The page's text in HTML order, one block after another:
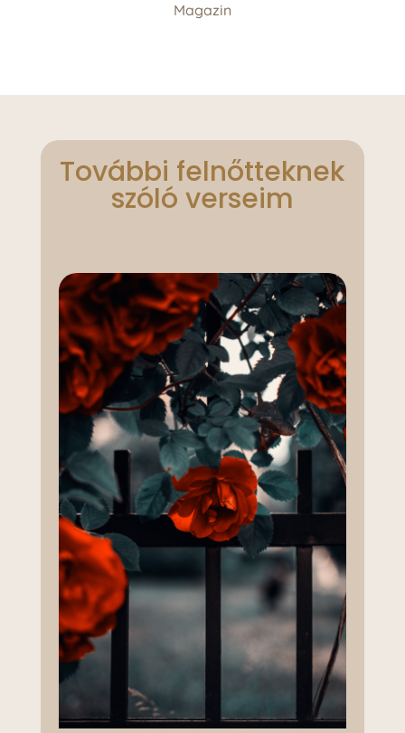
Magazin
További felnőtteknek
szóló verseim